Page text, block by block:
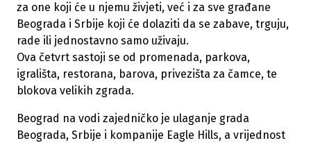
za one koji će u njemu živjeti, već i za sve građane
Beograda i Srbije koji će dolaziti da se zabave, trguju,
rade ili jednostavno samo uživaju.
Ova četvrt sastoji se od promenada, parkova,
igrališta, restorana, barova, privezišta za čamce, te
blokova velikih zgrada.
Beograd na vodi zajedničko je ulaganje grada
Beograda, Srbije i kompanije Eagle Hills, a vrijednost